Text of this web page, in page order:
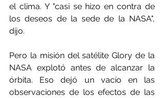
el clima. Y "casi se hizo en contra de
los deseos de la sede de la NASA",
dijo.
Pero la misión del satélite Glory de la
NASA explotó antes de alcanzar la
órbita. Eso dejó un vacío en las
observaciones de los efectos de las